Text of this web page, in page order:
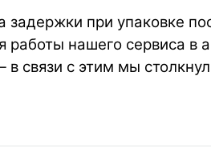
при упаковке
работы нашего сервиса в
связи с этим мы